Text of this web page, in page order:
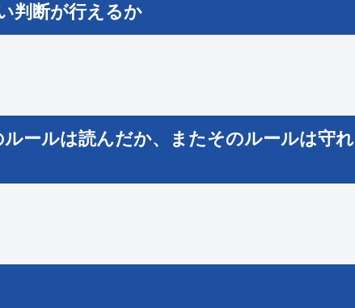
判断が行えるか
ールは読んだか、またそのルールは守れ